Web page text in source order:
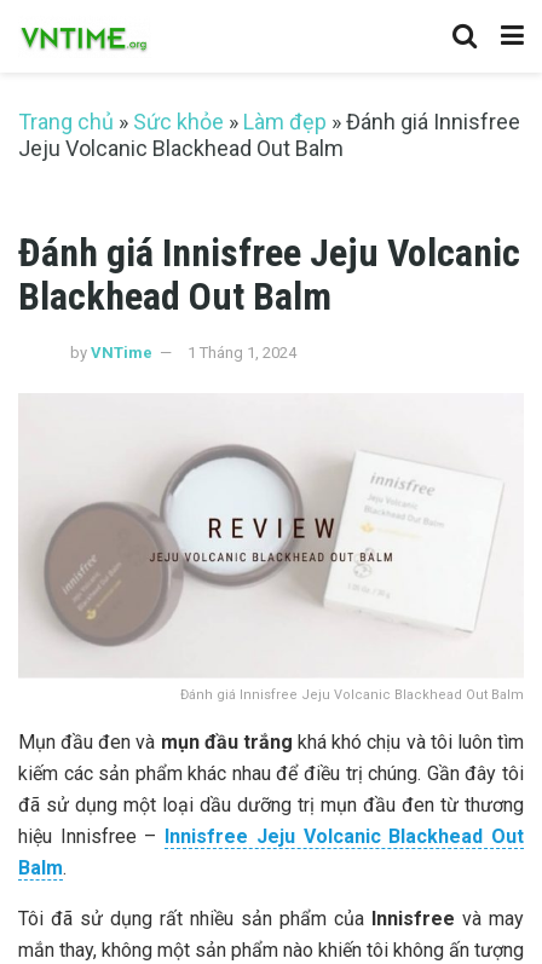
Trang chủ » Sức khỏe » Làm đẹp »Đánh giá Innisfree
Jeju Volcanic Blackhead Out Balm
Đánh giá Innisfree Jeju Volcanic
Blackhead Out Balm
by VNTime 1 Tháng 1, 2024
Đánh giá Innisfree Jeju Volcanic Blackhead Out Balm
Mụn đầu đen và mụn đầu trắng khá khó chịu và tôi luôn tìm
kiếm các sản phẩm khác nhau để điều trị chúng. Gần đây tôi
đã sử dụng một loại dầu dưỡng trị mụn đầu đen từ thương
hiệu Innisfree – Innisfree Jeju Volcanic Blackhead Out
Balm.
Tôi đã sử dụng rất nhiều sản phẩm của Innisfree và may
mắn thay, không một sản phẩm nào khiến tôi không ấn tượng